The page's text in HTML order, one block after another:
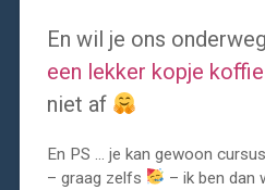
En wil je ons onderweg
een lekker kopje koffie
niet af
En PS … je kan gewoon
– graag zelfs
– ik ben dan